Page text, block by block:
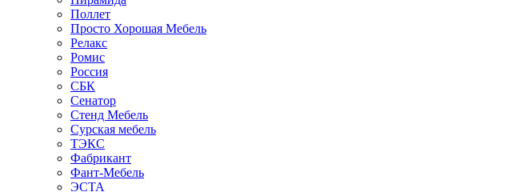
Поллет
Просто Хорошая Мебель
Релакс
Ромис
Россия
СБК
Сенатор
Стенд Мебель
Сурская мебель
ТЭКС
Фабрикант
Фант-Мебель
ЭСТА